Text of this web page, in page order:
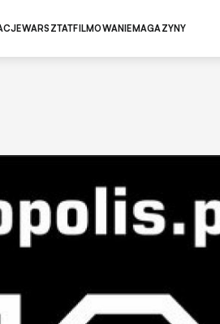
WARSZTATFILMOWANIEMAGAZYNY